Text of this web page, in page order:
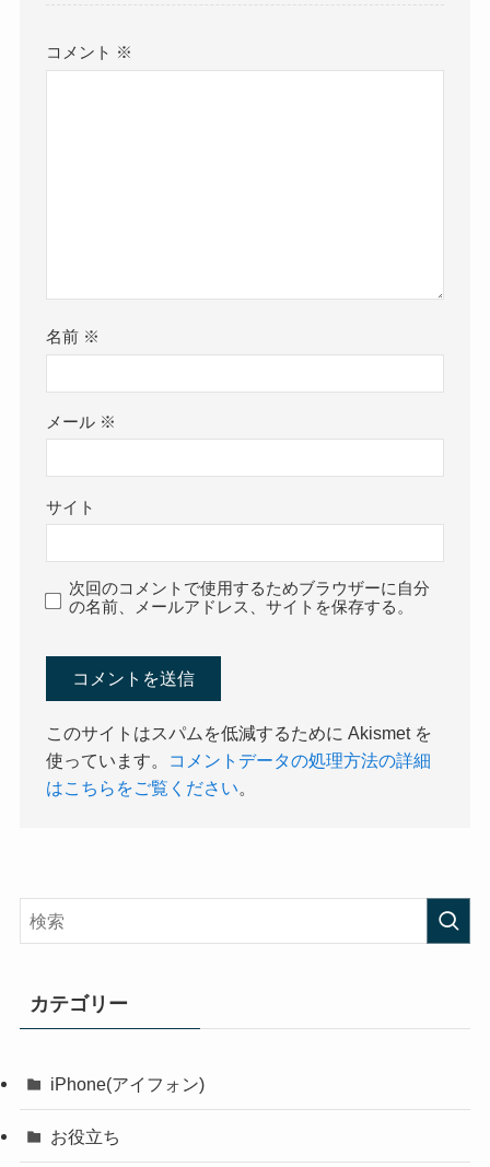
コメント ※
名前 ※
メール ※
サイト
次回のコメントで使用するためブラウザーに自分
の名前、メールアドレス、サイトを保存する。
このサイトはスパムを低減するために Akismet を
使っています。
コメントデータの処理方法の詳細
はこちらをご覧ください
カテゴリー
iPhone(アイフォン)
お役立ち